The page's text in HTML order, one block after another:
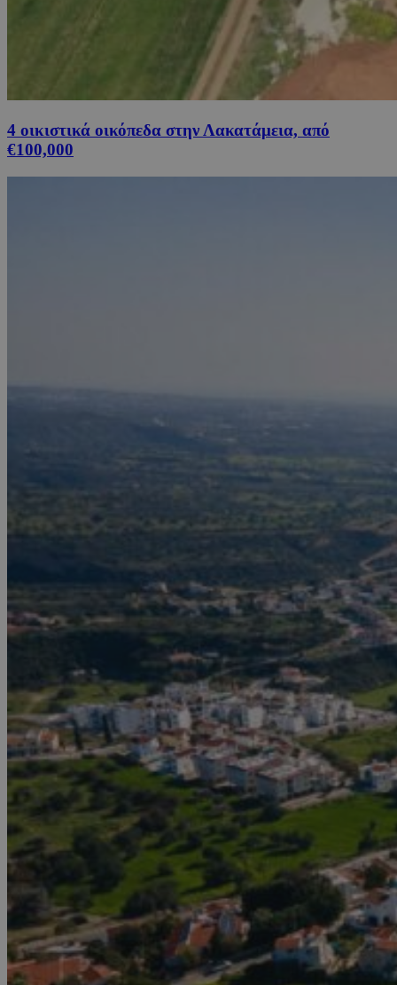
4 οικιστικά οικόπεδα στην Λακατάμεια, από
€100,000